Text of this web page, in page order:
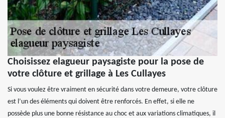
Choisissez elagueur paysagiste pour la pose de
votre clôture et grillage à Les Cullayes
Si vous voulez être vraiment en sécurité dans votre demeure, votre clôture
est l’un des éléments qui doivent être renforcés. En effet, si elle ne
possède plus une bonne résistance au choc et aux variations climatiques, il